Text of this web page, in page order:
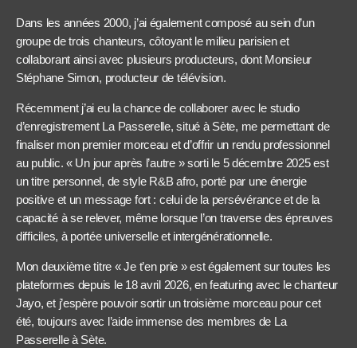
Dans les années 2000, j’ai également composé au sein d’un
groupe de trois chanteurs, côtoyant le milieu parisien et
collaborant ainsi avec plusieurs producteurs, dont Monsieur
Stéphane Simon, producteur de télévision.
Récemment j’ai eu la chance de collaborer avec le studio
d’enregistrement La Passerelle, situé à Sète, me permettant de
finaliser mon premier morceau et d’offrir un rendu professionnel
au public. « Un jour après l’autre » sorti le 5 décembre 2025 est
un titre personnel, de style R&B afro, porté par une énergie
positive et un message fort : celui de la persévérance et de la
capacité à se relever, même lorsque l’on traverse des épreuves
difficiles, à portée universelle et intergénérationnelle.
Mon deuxième titre « Je t’en prie » est également sur toutes les
plateformes depuis le 18 avril 2026, en featuring avec le chanteur
Jayo, et j’espère pouvoir sortir un troisième morceau pour cet
été, toujours avec l’aide immense des membres de La
Passerelle à Sète.